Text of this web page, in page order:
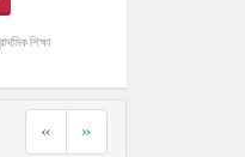
শিক্ষা
« »